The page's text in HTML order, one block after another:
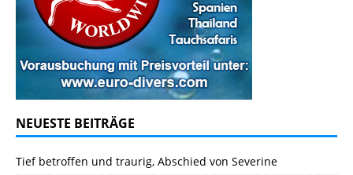
NEUESTE BEITRÄGE
Tief betroffen und traurig, Abschied von Severine